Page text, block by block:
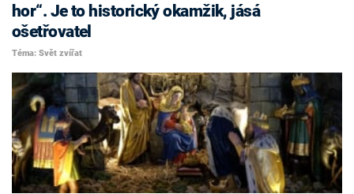
hor“. Je to historický okamžik, jásá
ošetřovatel
Téma: Svět zvířat